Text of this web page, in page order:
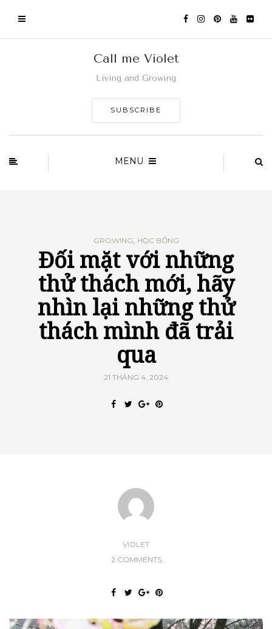
Call me Violet
Living and Growing
SUBSCRIBE
MENU
GROWING, HỌC BỔNG
Đối mặt với những
thử thách mới, hãy
nhìn lại những thử
thách mình đã trải
qua
21 THÁNG 4, 2024
VIOLET
2 COMMENTS